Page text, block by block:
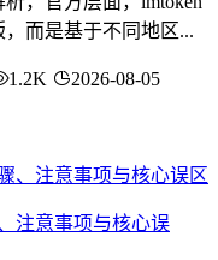
而是基于不同地区...
1.2K 2026-08-05
注意事项与核心误